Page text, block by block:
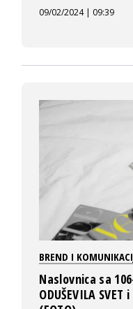
09/02/2024 | 09:39
BREND I
Naslovnica sa
ODUŠEVILA